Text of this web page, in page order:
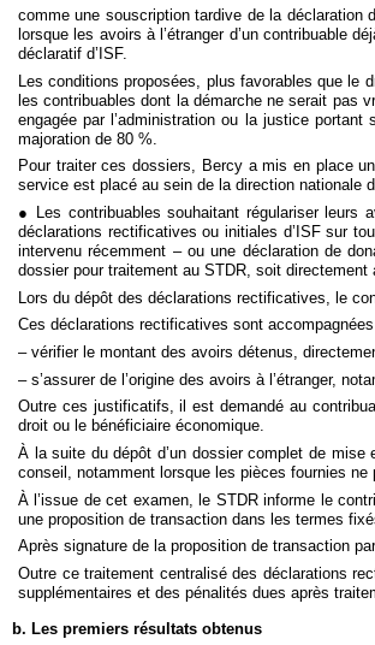
comme une souscription tardive de la déclaration
lorsque les avoirs à l’étranger d’un contribuable
déclaratif d’ISF.
Les conditions proposées, plus favorables que le
les contribuables dont la démarche ne serait pas
engagée par l’administration ou la justice
majoration de 80 %.
Pour traiter ces dossiers, Bercy a mis en place
service est placé au sein de la direction nationale
● Les contribuables souhaitant régulariser leurs
déclarations rectificatives ou initiales d’ISF sur
intervenu récemment – ou une déclaration de
dossier pour traitement au STDR, soit directement
Lors du dépôt des déclarations rectificatives, le
Ces déclarations rectificatives sont
– vérifier le montant des avoirs détenus,
– s’assurer de l’origine des avoirs à l’étranger,
Outre ces justificatifs, il est demandé au
droit ou le bénéficiaire économique.
À la suite du dépôt d’un dossier complet de
conseil, notamment lorsque les pièces fournies ne
À l’issue de cet examen, le STDR informe le
une proposition de transaction dans les termes
Après signature de la proposition de transaction
Outre ce traitement centralisé des déclarations
supplémentaires et des pénalités dues après
b. Les premiers résultats obtenus